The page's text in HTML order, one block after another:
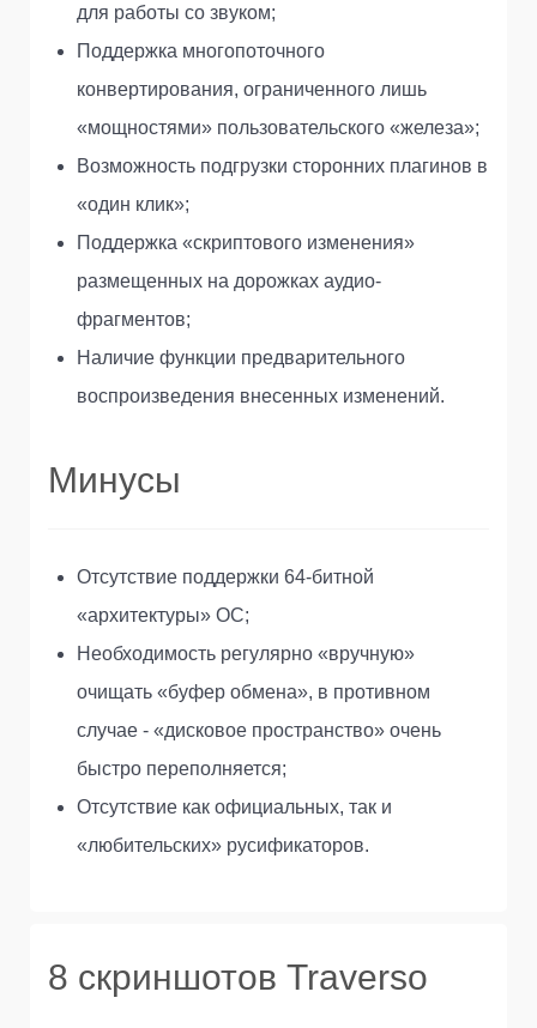
для работы со звуком;
Поддержка многопоточного
конвертирования, ограниченного лишь
«мощностями» пользовательского «железа»;
Возможность подгрузки сторонних плагинов в
«один клик»;
Поддержка «скриптового изменения»
размещенных на дорожках аудио-
фрагментов;
Наличие функции предварительного
воспроизведения внесенных изменений.
Минусы
Отсутствие поддержки 64-битной
«архитектуры» ОС;
Необходимость регулярно «вручную»
очищать «буфер обмена», в противном
случае - «дисковое пространство» очень
быстро переполняется;
Отсутствие как официальных, так и
«любительских» русификаторов.
8 скриншотов Traverso